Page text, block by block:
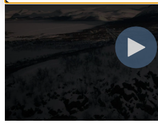
UTOMHUSBELYSNING
VÄGMARKERING
VÄGINFO-APP
KUNDER
KUNDER
TRANSPORTSEKTORN